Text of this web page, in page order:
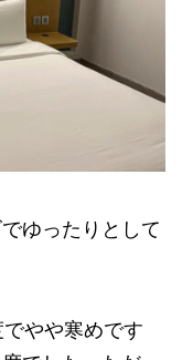
ゆったりとして
やや寒めです